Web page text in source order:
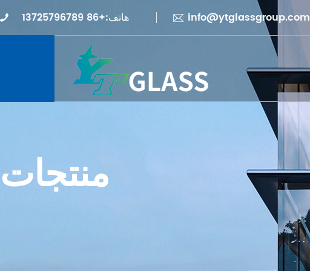
هاتف:+86 13725796789 info@ytglassgroup.com
منتجات